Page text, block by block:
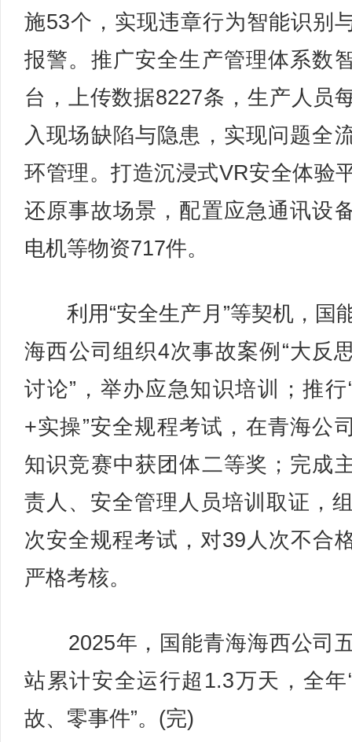
施53个，实现违章行为智能识别
报警。推广安全生产管理体系数
台，上传数据8227条，生产人员
入现场缺陷与隐患，实现问题全
环管理。打造沉浸式VR安全体验
还原事故场景，配置应急通讯设
电机等物资717件。
利用“安全生产月”等契机，国
海西公司组织4次事故案例“大反
讨论”，举办应急知识培训；推行
+实操”安全规程考试，在青海公
知识竞赛中获团体二等奖；完成
责人、安全管理人员培训取证，
次安全规程考试，对39人次不合
严格考核。
2025年，国能青海海西公司
站累计安全运行超1.3万天，全年
故、零事件”。(完)